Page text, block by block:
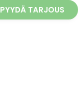
PYYDÄ TARJOUS